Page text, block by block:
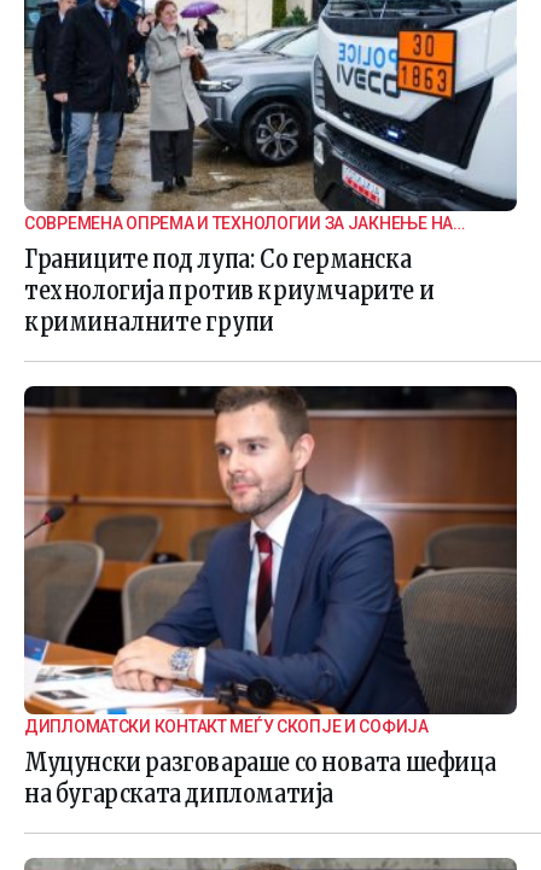
СОВРЕМЕНА ОПРЕМА И ТЕХНОЛОГИИ ЗА ЈАКНЕЊЕ НА
ГРАНИЧНАТА БЕЗБЕДНОСТ
Границите под лупа: Со германска
технологија против криумчарите и
криминалните групи
ДИПЛОМАТСКИ КОНТАКТ МЕЃУ СКОПЈЕ И СОФИЈА
Муцунски разговараше со новата шефица
на бугарската дипломатија